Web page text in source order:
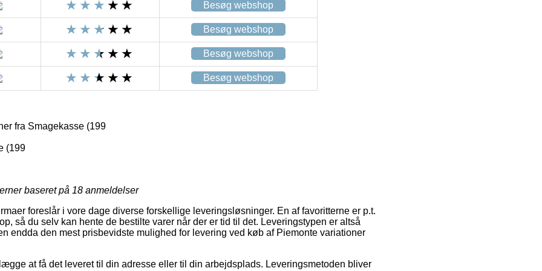
Besøg webshop
Besøg webshop
Besøg webshop
Besøg webshop
fra Smagekasse (199
(199
baseret på 18 anmeldelser
foreslår i vore dage diverse forskellige leveringsløsninger. En af favoritterne er p.t.
så du selv kan hente de bestilte varer når der er tid til det. Leveringstypen er altså
endda den mest prisbevidste mulighed for levering ved køb af Piemonte variationer
at få det leveret til din adresse eller til din arbejdsplads. Leveringsmetoden bliver